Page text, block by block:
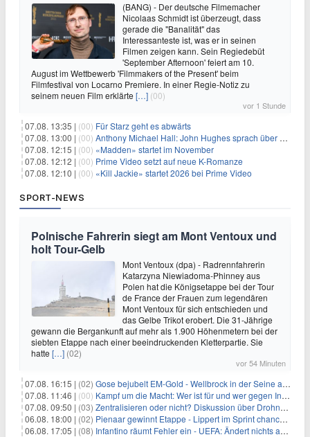
(BANG) - Der deutsche Filmemacher
Nicolaas Schmidt ist überzeugt, dass
gerade die "Banalität" das
Interessanteste ist, was er in seinen
Filmen zeigen kann. Sein Regiedebüt
'September Afternoon' feiert am 10.
August im Wettbewerb 'Filmmakers of the Present' beim
Filmfestival von Locarno Premiere. In einer Regie-Notiz zu
seinem neuen Film erklärte […] (00)
vor 1 Stunde
07.08. 13:35 | (00) Für Starz geht es abwärts
07.08. 13:00 | (00) Anthony Michael Hall: John Hughes sprach über eine Fortsetzung von 'The Breakfast Club'
07.08. 12:15 | (00) «Madden» startet im November
07.08. 12:12 | (00) Prime Video setzt auf neue K-Romanze
07.08. 12:10 | (00) «Kill Jackie» startet 2026 bei Prime Video
SPORT-NEWS
Polnische Fahrerin siegt am Mont Ventoux und
holt Tour-Gelb
Mont Ventoux (dpa) - Radrennfahrerin
Katarzyna Niewiadoma-Phinney aus
Polen hat die Königsetappe bei der Tour
de France der Frauen zum legendären
Mont Ventoux für sich entschieden und
das Gelbe Trikot erobert. Die 31-Jährige
gewann die Bergankunft auf mehr als 1.900 Höhenmetern bei der
siebten Etappe nach einer beeindruckenden Kletterpartie. Sie
hatte […] (02)
vor 54 Minuten
07.08. 16:15 | (02) Gose bejubelt EM-Gold - Wellbrock in der Seine ausgebremst
07.08. 11:46 | (00) Kampf um die Macht: Wer ist für und wer gegen Infantino?
07.08. 09:50 | (03) Zentralisieren oder nicht? Diskussion über Drohnenabwehr
06.08. 18:00 | (02) Pienaar gewinnt Etappe - Lippert im Sprint chancenlos
06.08. 17:05 | (08) Infantino räumt Fehler ein - UEFA: Ändert nichts an Boykott